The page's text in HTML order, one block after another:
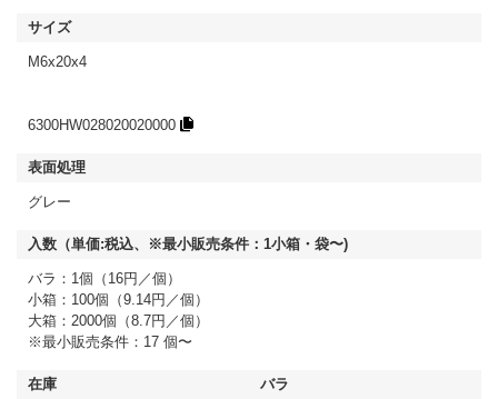
M6x20x4
6300HW028020020000
グレー
バラ：1個（16円／個）
小箱：100個（9.14円／個）
大箱：2000個（8.7円／個）
※最小販売条件：17 個〜